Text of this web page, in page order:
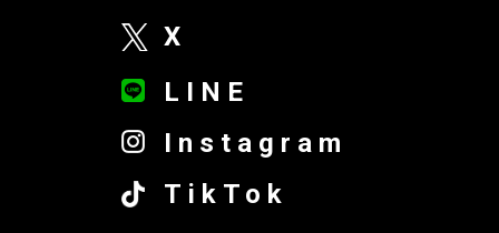
X
LINE
Instagram
TikTok